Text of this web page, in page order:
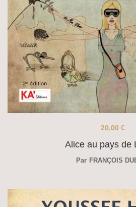
Alice au pays de
20,00 €
Par FRANÇOIS